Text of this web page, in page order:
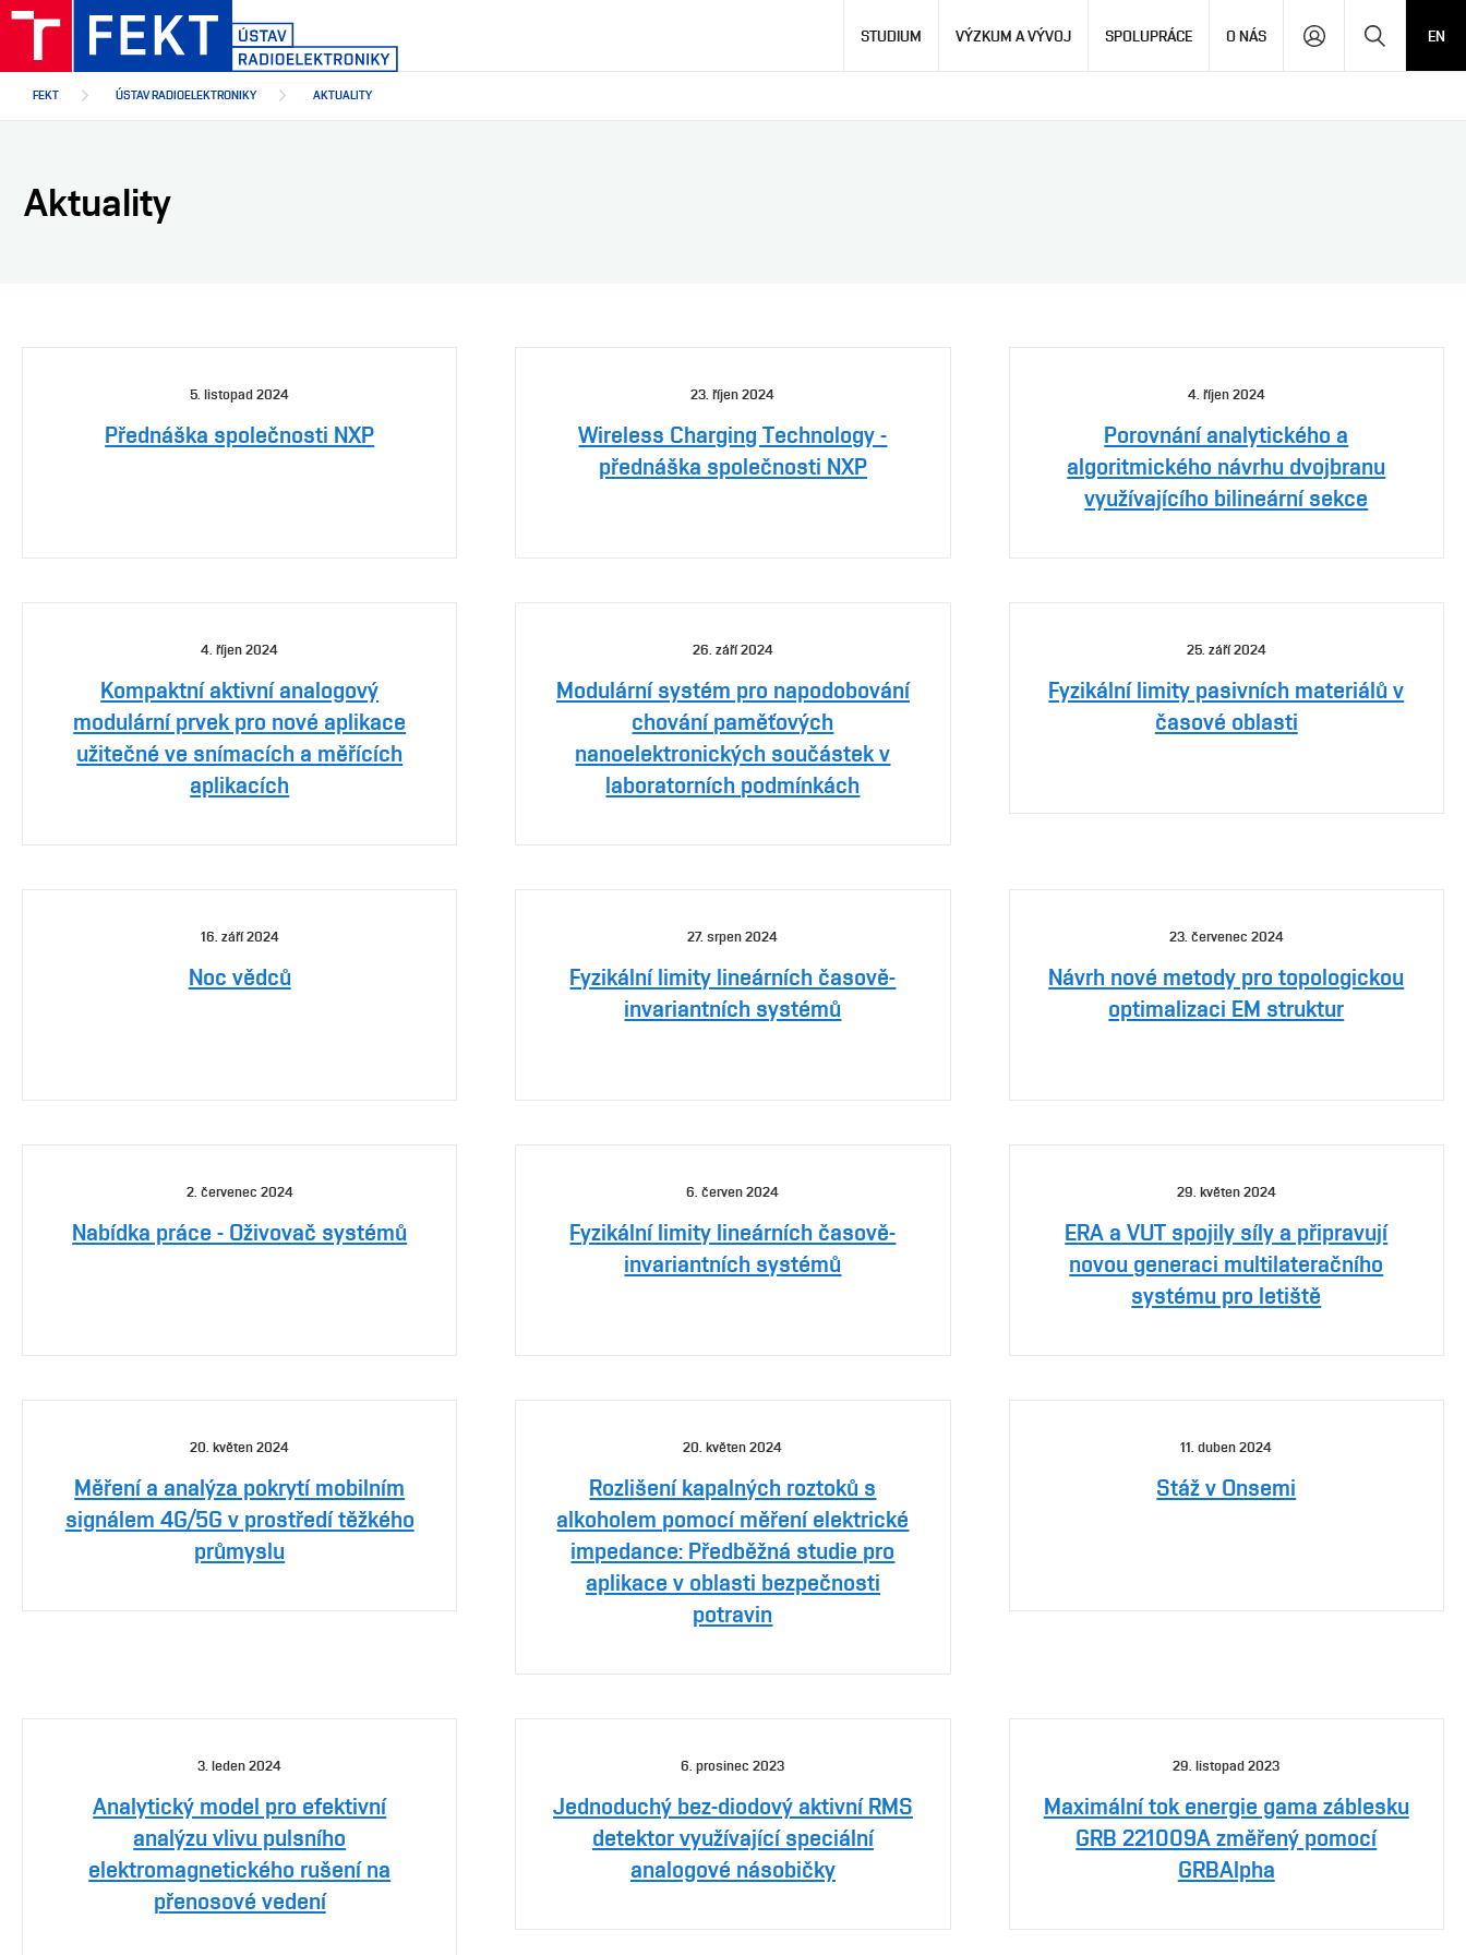
Přejít
hlavnímu
STUDIUM VÝZKUM A VÝVOJ SPOLUPRÁCE O NÁS EN
FEKT ÚSTAV RADIOELEKTRONIKY AKTUALITY
Aktuality
5. listopad 2024
Přednáška společnosti NXP
23. říjen 2024
Wireless Charging Technology -
přednáška společnosti NXP
4. říjen 2024
Porovnání analytického a
algoritmického návrhu dvojbranu
využívajícího bilineární sekce
4. říjen 2024
Kompaktní aktivní analogový
modulární prvek pro nové aplikace
užitečné ve snímacích a měřících
aplikacích
26. září 2024
Modulární systém pro napodobování
chování paměťových
nanoelektronických součástek v
laboratorních podmínkách
25. září 2024
Fyzikální limity pasivních materiálů v
časové oblasti
16. září 2024
Noc vědců
27. srpen 2024
Fyzikální limity lineárních časově-
invariantních systémů
23. červenec 2024
Návrh nové metody pro topologickou
optimalizaci EM struktur
2. červenec 2024
Nabídka práce - Oživovač systémů
6. červen 2024
Fyzikální limity lineárních časově-
invariantních systémů
29. květen 2024
ERA a VUT spojily síly a připravují
novou generaci multilateračního
systému pro letiště
20. květen 2024
Měření a analýza pokrytí mobilním
signálem 4G/5G v prostředí těžkého
průmyslu
20. květen 2024
Rozlišení kapalných roztoků s
alkoholem pomocí měření elektrické
impedance: Předběžná studie pro
aplikace v oblasti bezpečnosti
potravin
11. duben 2024
Stáž v Onsemi
3. leden 2024
Analytický model pro efektivní
analýzu vlivu pulsního
elektromagnetického rušení na
přenosové vedení
6. prosinec 2023
Jednoduchý bez-diodový aktivní RMS
detektor využívající speciální
analogové násobičky
29. listopad 2023
Maximální tok energie gama záblesku
GRB 221009A změřený pomocí
GRBAlpha